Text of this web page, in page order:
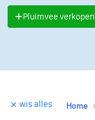
Pluimvee verkopen
wis alles Home